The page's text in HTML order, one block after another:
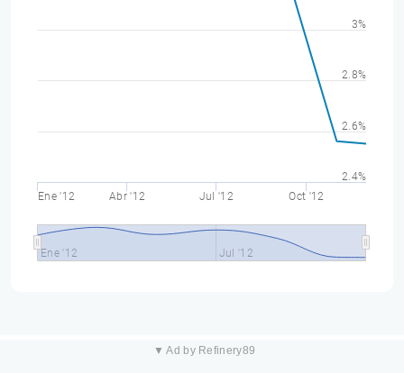
Ene '12 Abr '12 Jul '12 Oct '12
Ene '12 Jul '12
2.4%
2.6%
2.8%
3%
▼ Ad by Refinery89